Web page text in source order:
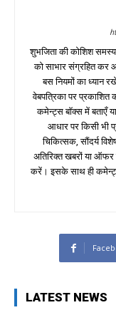
शुभजिता की कोशिश
को साभार संग्रहित
बस नियमों का ध्यान
वेबपत्रिका पर
कमेन्ट्स बॉक्स में बताएँ
आधार पर किसी भी
चिकित्सक, सौंदर्य
अतिरिक्त खबरों या
करें। इसके साथ ही कमेन्ट्स
LATEST NEWS